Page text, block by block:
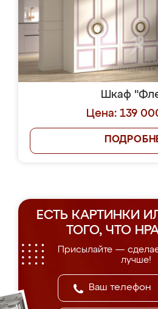
Шкаф
Цена: 139
ЕСТЬ КАРТИНКИ
ТОГО, ЧТО
Присылайте —
лучше!